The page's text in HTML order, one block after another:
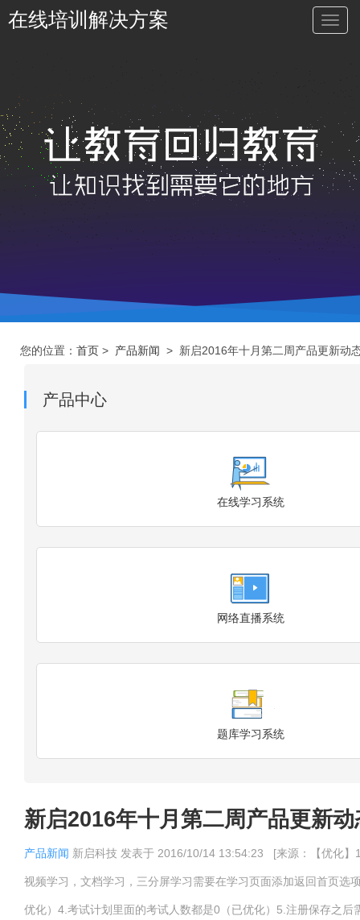
切
换
在线培训解决方案
您的位置： 首页 > 产品新闻 > 新启2016年十月第二周产品更新动
产品中心
在线学习系统
网络直播系统
题库学习系统
新启2016年十月第二周产品更新动
产品新闻 新启科技 发表于 2016/10/14 13:54:23 [来源：【优化】
视频学习，文档学习，三分屏学习需要在学习页面添加返回首页
优化）4.考试计划里面的考试人数都是0（已优化）5.注册保存之